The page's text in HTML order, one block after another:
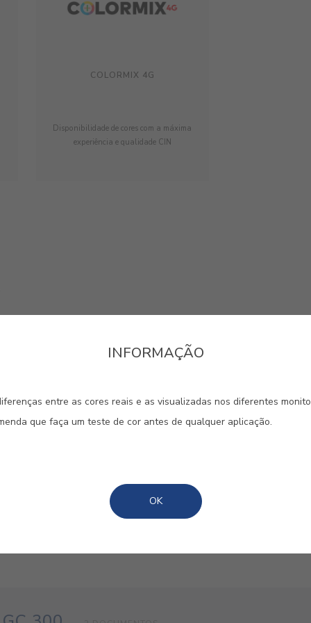
COLORMIX 4G
Disponibilidade de cores com a máxima
experiência e qualidade CIN
9), BIT (CAS: 2634-33-5). Pode provocar uma reacção
a pulverização ou névoas.Contém produtos biocidas: BIT
INFORMAÇÃO
entre as cores reais e as visualizadas nos diferentes
que faça um teste de cor antes de qualquer aplicação.
OK